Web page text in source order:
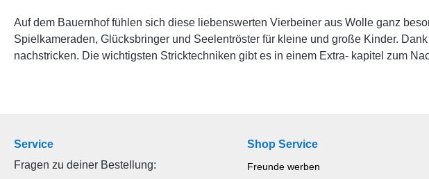
Auf dem Bauernhof fühlen sich diese liebenswerten Vierbeiner aus Wolle ganz
Spielkameraden, Glücksbringer und Seelentröster für kleine und große Kinder.
nachstricken. Die wichtigsten Stricktechniken gibt es in einem Extra- kapitel zum
Service
Fragen zu deiner Bestellung:
Shop Service
Freunde werben